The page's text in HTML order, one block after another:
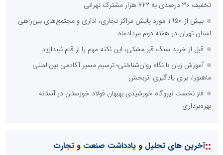
تخفیف ۳۰ درصدی به ۷۲۲ هزار مشترک تهرانی
بیش از 1950 مورد پایش مراکز تجاری، اداری و مجتمع‌های بین‌راهی
استان تهران در هفته دوم مردادماه
قبل از خرید سنگ قبر مشکی، این نکته مهم را از قلم نیندازید
آموزش زبان با نگاه روان‌شناختی؛ ترسیم مسیر آکادمی بین‌المللی
ماهنورا، برای یادگیری اثربخش
فاز نخست نیروگاه خورشیدی بهبهان فولاد خوزستان در آستانه
بهره‌برداری
::آخرین های تحلیل و یادداشت صنعت و تجارت